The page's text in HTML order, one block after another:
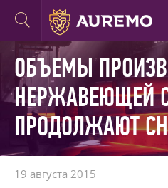
ОБЪЕМЫ
НЕРЖАВЕЮЩЕЙ
ПРОДОЛЖАЮТ
19 августа 2015